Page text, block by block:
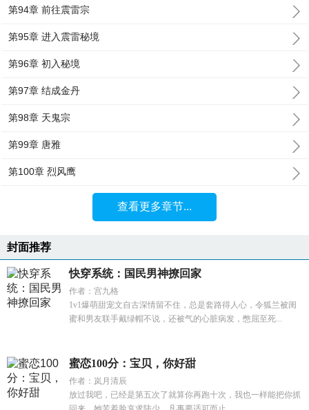
第94章 前往震雷宗
第95章 进入震雷秘境
第96章 初入秘境
第97章 结成金丹
第98章 天鬼宗
第99章 唐雅
第100章 烈风鹰
查看更多章节...
封面推荐
快穿系统：国民男神撩回家
作者：宫九格
1v1爆萌甜宠文自古深情留不住，总是套路得人心，令狐兰被闺
蜜和男友联手戴绿帽不说，还被气的心脏病发，憋屈至死...
蜜恋100分：宝贝，你好甜
作者：岚月清辰
放过我吧，已经是第五次了就算你再跑十次，我也一样能把你抓